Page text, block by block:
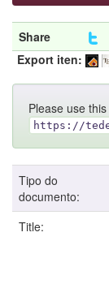
Share
Export iten:
Please use
https://
Tipo do
documento:
Title: